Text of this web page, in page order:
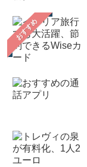
おすすめ